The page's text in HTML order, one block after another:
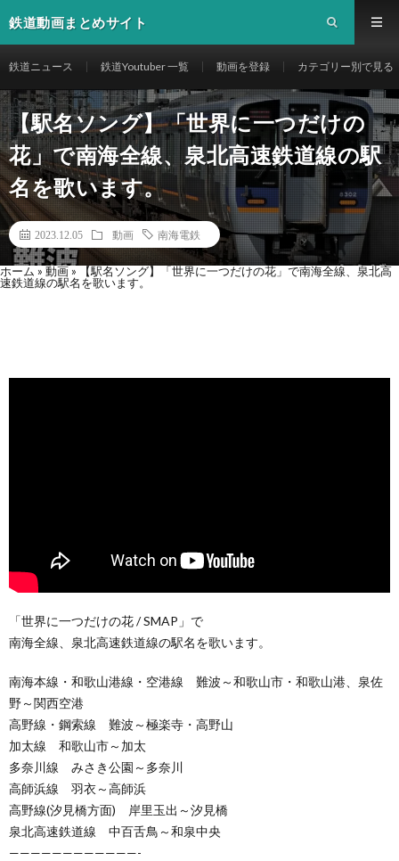
鉄道動画まとめサイト
鉄道ニュース 鉄道Youtuber 一覧 動画を登録 カテゴリー別で見る
【駅名ソング】「世界に一つだけの
花」で南海全線、泉北高速鉄道線の駅
名を歌います。
2023.12.05 動画 南海電鉄
ホーム » 動画 » 【駅名ソング】「世界に一つだけの花」で南海全線、泉北高
速鉄道線の駅名を歌います。
「世界に一つだけの花 / SMAP」で
南海全線、泉北高速鉄道線の駅名を歌います。
南海本線・和歌山港線・空港線 難波～和歌山市・和歌山港、泉佐
野～関西空港
高野線・鋼索線 難波～極楽寺・高野山
加太線 和歌山市～加太
多奈川線 みさき公園～多奈川
高師浜線 羽衣～高師浜
高野線(汐見橋方面) 岸里玉出～汐見橋
泉北高速鉄道線 中百舌鳥～和泉中央
————————————-